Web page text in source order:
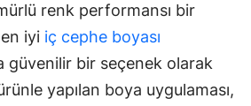
renk performansı bir
iyi iç cephe boyası
güvenilir bir seçenek olarak
yapılan boya uygulaması,